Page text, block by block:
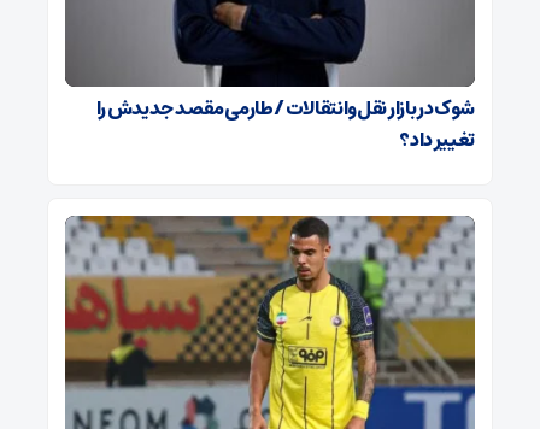
شوک در بازار نقل‌وانتقالات / طارمی مقصد جدیدش را
تغییر داد؟